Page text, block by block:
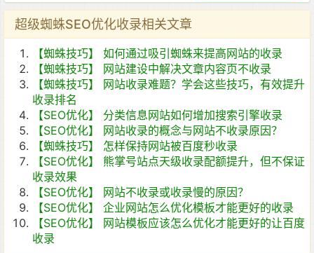
超级蜘蛛SEO优化收录相关文章
【蜘蛛技巧】
如何通过吸引蜘蛛来提高网站的收录
【蜘蛛技巧】
网站建设中解决文章内容页不收录
【蜘蛛技巧】
网站收录难题？学会这些技巧，有效提升
收录排名
【SEO优化】
分类信息网站如何增加搜索引擎收录
【SEO优化】
网站收录的概念与网站不收录原因？
【蜘蛛技巧】
怎样保持网站被百度秒收录
【SEO优化】
熊掌号站点天级收录配额提升，但不保证
收录效果
【SEO优化】
网站不收录或收录慢的原因？
【SEO优化】
企业网站怎么优化模板才能更好的收录
【SEO优化】
网站模板应该怎么优化才能更好的让百度
收录